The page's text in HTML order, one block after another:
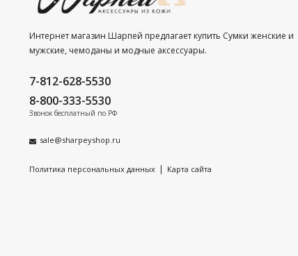
Интернет магазин Шарпей предлагает купить Сумки женские и
мужские, чемоданы и модные аксессуары.
7-812-628-5530
8-800-333-5530
Звонок бесплатный по РФ
sale@sharpeyshop.ru
Политика персональных данных | Карта сайта